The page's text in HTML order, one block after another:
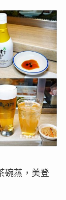
碗蒸，美登